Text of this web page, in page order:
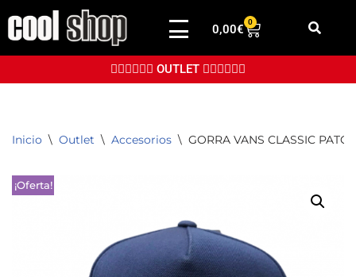
Saltar
contenido
0,00€
0
👉🏼👉🏼👉🏼 OUTLET 👈🏼👈🏼👈🏼
Inicio \ Outlet \ Accesorios \ GORRA VANS CLASSIC
¡Oferta!